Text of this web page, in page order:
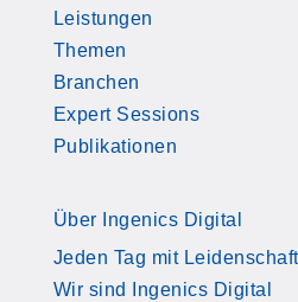
Leistungen
Themen
Branchen
Expert Sessions
Publikationen
Über Ingenics Digital
Jeden Tag mit Leidenschaft
Wir sind Ingenics Digital